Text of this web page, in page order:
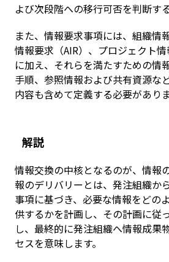
よび次段階への移行可否を判断す
また、情報要求事項には、組織情
情報要求（AIR）、プロジェクト
に加え、それらを満たすための情
手順、参照情報および共有資源な
内容も含めて定義する必要がありま
解説
情報交換の中核となるのが、情報
報のデリバリーとは、発注組織か
事項に基づき、必要な情報をどの
供するかを計画し、その計画に従
し、最終的に発注組織へ情報成果
セスを意味します。